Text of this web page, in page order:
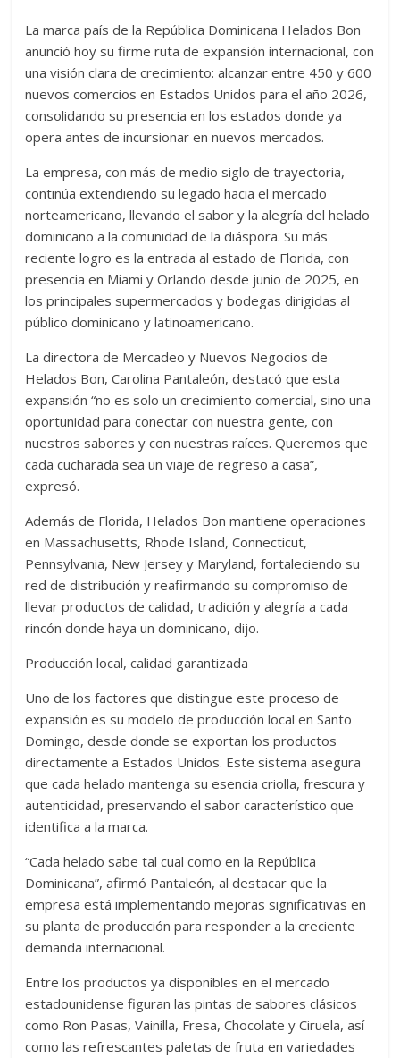
La marca país de la República Dominicana Helados Bon
anunció hoy su firme ruta de expansión internacional, con
una visión clara de crecimiento: alcanzar entre 450 y 600
nuevos comercios en Estados Unidos para el año 2026,
consolidando su presencia en los estados donde ya
opera antes de incursionar en nuevos mercados.
La empresa, con más de medio siglo de trayectoria,
continúa extendiendo su legado hacia el mercado
norteamericano, llevando el sabor y la alegría del helado
dominicano a la comunidad de la diáspora. Su más
reciente logro es la entrada al estado de Florida, con
presencia en Miami y Orlando desde junio de 2025, en
los principales supermercados y bodegas dirigidas al
público dominicano y latinoamericano.
La directora de Mercadeo y Nuevos Negocios de
Helados Bon, Carolina Pantaleón, destacó que esta
expansión “no es solo un crecimiento comercial, sino una
oportunidad para conectar con nuestra gente, con
nuestros sabores y con nuestras raíces. Queremos que
cada cucharada sea un viaje de regreso a casa”,
expresó.
Además de Florida, Helados Bon mantiene operaciones
en Massachusetts, Rhode Island, Connecticut,
Pennsylvania, New Jersey y Maryland, fortaleciendo su
red de distribución y reafirmando su compromiso de
llevar productos de calidad, tradición y alegría a cada
rincón donde haya un dominicano, dijo.
Producción local, calidad garantizada
Uno de los factores que distingue este proceso de
expansión es su modelo de producción local en Santo
Domingo, desde donde se exportan los productos
directamente a Estados Unidos. Este sistema asegura
que cada helado mantenga su esencia criolla, frescura y
autenticidad, preservando el sabor característico que
identifica a la marca.
“Cada helado sabe tal cual como en la República
Dominicana”, afirmó Pantaleón, al destacar que la
empresa está implementando mejoras significativas en
su planta de producción para responder a la creciente
demanda internacional.
Entre los productos ya disponibles en el mercado
estadounidense figuran las pintas de sabores clásicos
como Ron Pasas, Vainilla, Fresa, Chocolate y Ciruela, así
como las refrescantes paletas de fruta en variedades